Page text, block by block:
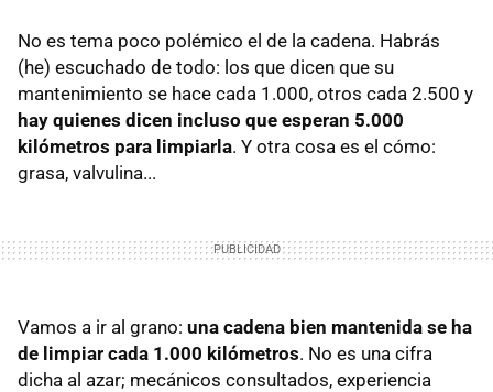
No es tema poco polémico el de la cadena. Habrás
(he) escuchado de todo: los que dicen que su
mantenimiento se hace cada 1.000, otros cada 2.500 y
hay quienes dicen incluso que esperan 5.000
kilómetros para limpiarla. Y otra cosa es el cómo:
grasa, valvulina...
Vamos a ir al grano: una cadena bien mantenida se ha
de limpiar cada 1.000 kilómetros. No es una cifra
dicha al azar; mecánicos consultados, experiencia